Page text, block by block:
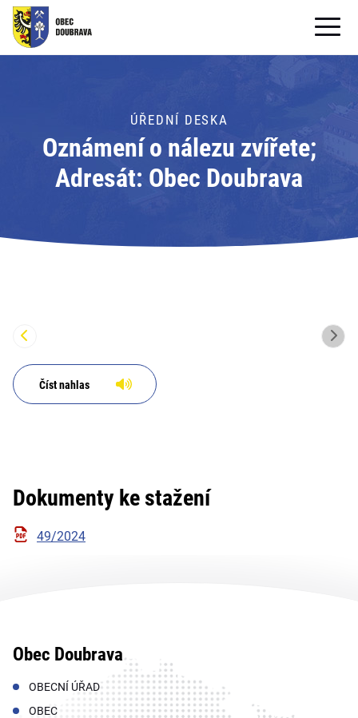
OBECNÍ ÚŘAD
PRO OBČANY
Formuláře ke stažení
PRO TURISTY
ÚŘEDNÍ DESKA
Oznámení o nálezu zvířete;
Adresát: Obec Doubrava
Číst nahlas
Dokumenty ke stažení
49/2024
Obec Doubrava
OBECNÍ ÚŘAD
OBEC